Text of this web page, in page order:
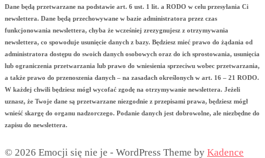
Dane będą przetwarzane na podstawie art. 6 ust. 1 lit. a RODO w celu przesyłania Ci
newslettera. Dane będą przechowywane w bazie administratora przez czas
funkcjonowania newslettera, chyba że wcześniej zrezygnujesz z otrzymywania
newslettera, co spowoduje usunięcie danych z bazy. Będziesz mieć prawo do żądania od
administratora dostępu do swoich danych osobowych oraz do ich sprostowania, usunięcia
lub ograniczenia przetwarzania lub prawo do wniesienia sprzeciwu wobec przetwarzania,
a także prawo do przenoszenia danych – na zasadach określonych w art. 16 – 21 RODO.
W każdej chwili będziesz mógł wycofać zgodę na otrzymywanie newslettera. Jeżeli
uznasz, że Twoje dane są przetwarzane niezgodnie z przepisami prawa, będziesz mógł
wnieść skargę do organu nadzorczego. Podanie danych jest dobrowolne, ale niezbędne do
zapisu do newslettera.
© 2026 Emocji się nie je - WordPress Theme by Kadence